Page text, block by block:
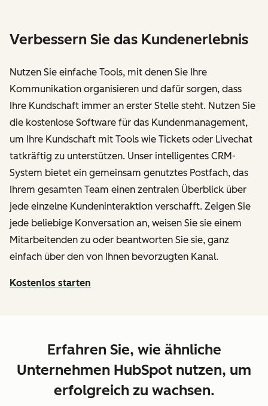
Verbessern Sie das Kundenerlebnis
Nutzen Sie einfache Tools, mit denen Sie Ihre
Kommunikation organisieren und dafür sorgen, dass
Ihre Kundschaft immer an erster Stelle steht. Nutzen Sie
die kostenlose Software für das Kundenmanagement,
um Ihre Kundschaft mit Tools wie Tickets oder Livechat
tatkräftig zu unterstützen. Unser intelligentes CRM-
System bietet ein gemeinsam genutztes Postfach, das
Ihrem gesamten Team einen zentralen Überblick über
jede einzelne Kundeninteraktion verschafft. Zeigen Sie
jede beliebige Konversation an, weisen Sie sie einem
Mitarbeitenden zu oder beantworten Sie sie, ganz
einfach über den von Ihnen bevorzugten Kanal.
Kostenlos starten
Erfahren Sie, wie ähnliche
Unternehmen HubSpot nutzen, um
erfolgreich zu wachsen.